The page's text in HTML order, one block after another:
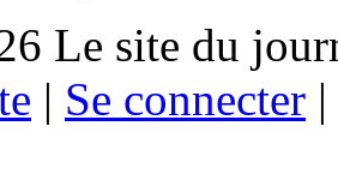
Le site du
| Se connecter |